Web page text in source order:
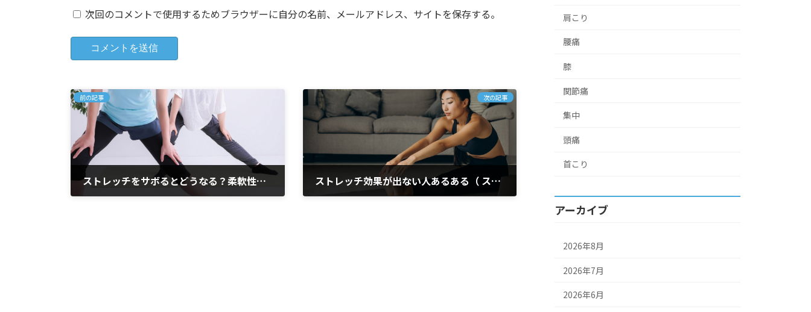
次回のコメントで使用するためブラウザーに自分の名前、メールアドレス、サイトを保存する。
前の記事
ストレッチをサボるとどうなる？柔軟性キープのコツ（ ストレッチ 筋肉 柔軟性 セルフケア ）
次の記事
ストレッチ効果が出ない人あるある（ ストレッチ 秘訣 体のケア 痛くなくなる ）
肩こり
腰痛
膝
関節痛
集中
頭痛
首こり
アーカイブ
2026年8月
2026年7月
2026年6月